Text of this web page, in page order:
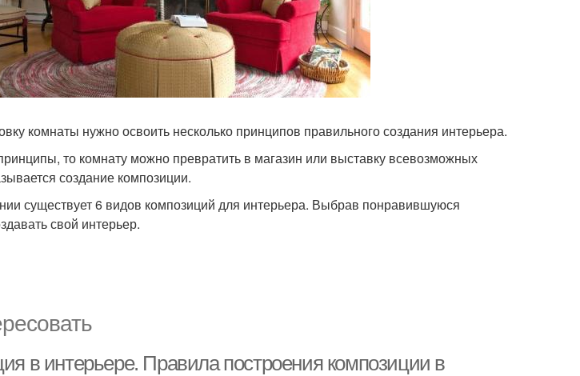
комнаты нужно освоить несколько принципов правильного создания интерьера.
то комнату можно превратить в магазин или выставку всевозможных
создание композиции.
существует 6 видов композиций для интерьера. Выбрав понравившуюся
свой интерьер.
в интерьере. Правила построения композиции в